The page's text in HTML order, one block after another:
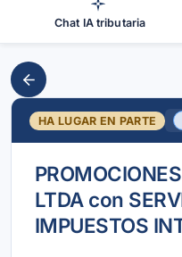
Chat IA tributaria
HA LUGAR EN PARTE
LTDA con
IMPUESTOS